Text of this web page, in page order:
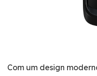
Com um design